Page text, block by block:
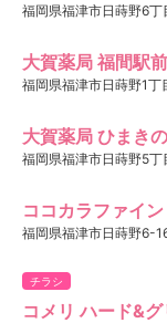
福岡県福津市日蒔野6丁
大賀薬局 福間駅
福岡県福津市日蒔野1丁
大賀薬局 ひまき
福岡県福津市日蒔野5
ココカラファイ
福岡県福津市日蒔野6-
チラシ
コメリ ハード&